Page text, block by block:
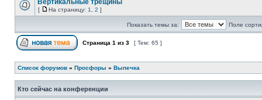
Вертикальные трещины
[ На страницу: 1 2 ]
Показать темы за: Поле
Страница 1 из 3 [ Тем: 65 ]
Список форумов » Просфоры » Выпечка
Кто сейчас на конференции